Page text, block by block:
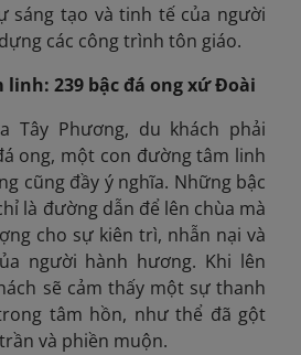
sáng tạo và tinh tế của người
các công trình tôn giáo.
linh: 239 bậc đá ong xứ Đoài
Tây Phương, du khách phải
ong, một con đường tâm linh
cũng đầy ý nghĩa. Những bậc
là đường dẫn để lên chùa mà
cho sự kiên trì, nhẫn nại và
người hành hương. Khi lên
sẽ cảm thấy một sự thanh
tâm hồn, như thể đã gột
và phiền muộn.